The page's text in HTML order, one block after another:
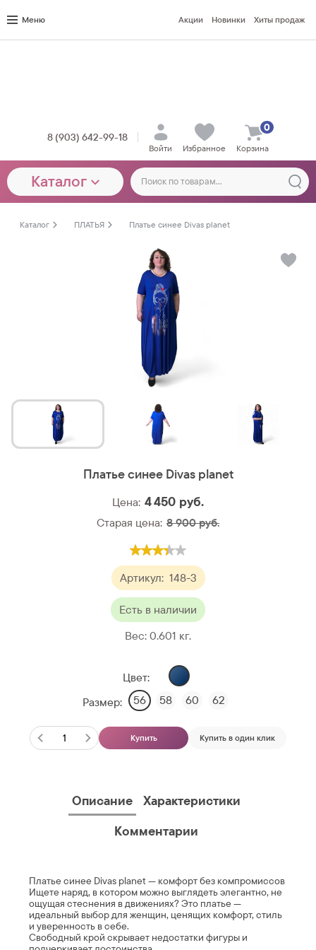
Меню Акции Новинки Хиты продаж
8 (903) 642-99-18
Войти Избранное Корзина
0
Каталог
Каталог ПЛАТЬЯ Платье синее Divas planet
Платье синее Divas planet
Артикул: 148-3
Есть в наличии
Вес:0.601 кг.
Цена: 4 450 руб.
Старая цена: 8 900 руб.
Цвет:
Размер:
56 58 60 62
Купить Купить в один клик
Описание
Характеристики
Комментарии
Платье синее Divas planet — комфорт без компромиссов
Ищете наряд, в котором можно выглядеть элегантно, не
ощущая стеснения в движениях? Это платье —
идеальный выбор для женщин, ценящих комфорт, стиль
и уверенность в себе.
Свободный крой скрывает недостатки фигуры и